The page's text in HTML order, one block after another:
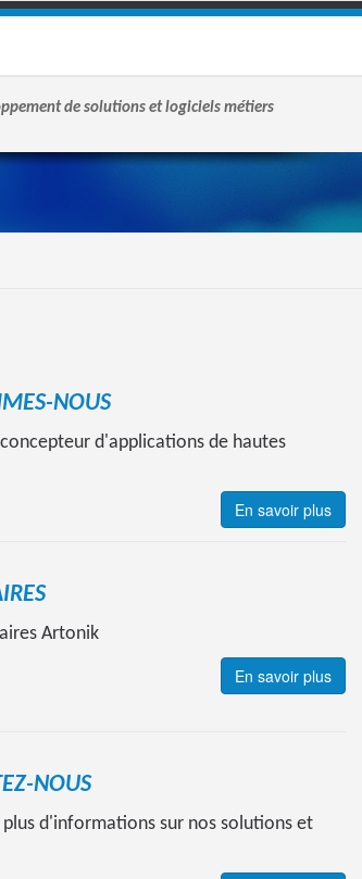
de solutions et logiciels métiers
NOUS
d'applications de hautes
En savoir plus
Artonik
En savoir plus
NOUS
d'informations sur nos solutions et